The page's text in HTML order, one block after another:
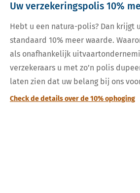
Uw verzekeringspolis 10%
Hebt u een natura-polis? Dan krijgt
standaard 10% meer waarde.
als onafhankelijk
verzekeraars u met zo’n polis
laten zien dat uw belang bij ons
Check de details over de 10% ophoging